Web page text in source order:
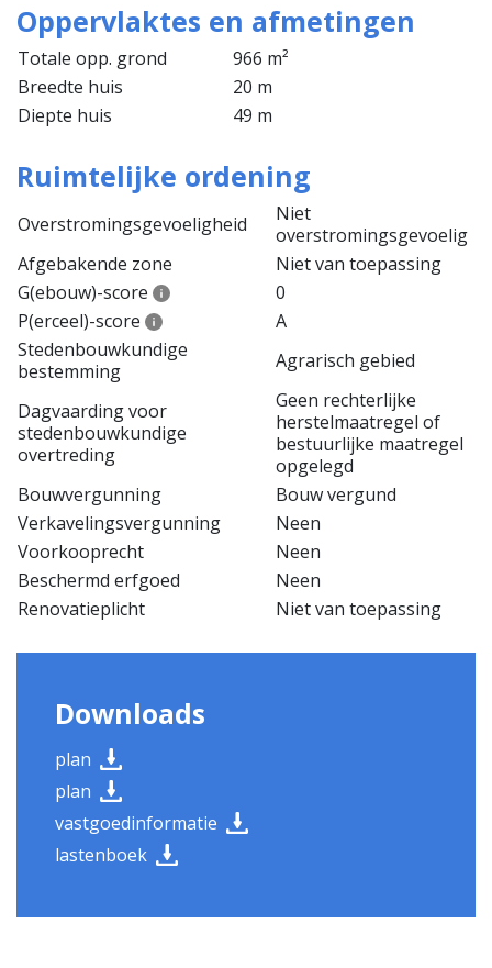
Oppervlaktes en afmetingen
Totale opp. grond
966 m²
Breedte huis
20 m
Diepte huis
49 m
Ruimtelijke ordening
Overstromingsgevoeligheid
Niet
overstromingsgevoelig
Afgebakende zone
Niet van toepassing
G(ebouw)-score
0
P(erceel)-score
A
Stedenbouwkundige
bestemming
Agrarisch gebied
Dagvaarding voor
stedenbouwkundige
overtreding
Geen rechterlijke
herstelmaatregel of
bestuurlijke maatregel
opgelegd
Bouwvergunning
Bouw vergund
Verkavelingsvergunning
Neen
Voorkooprecht
Neen
Beschermd erfgoed
Neen
Renovatieplicht
Niet van toepassing
Downloads
plan
plan
vastgoedinformatie
lastenboek